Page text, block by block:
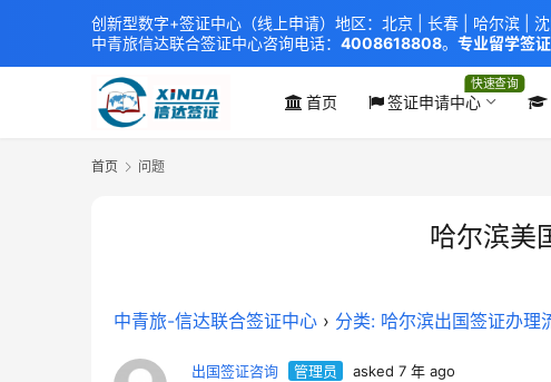
首页 签证申请中心
快速查询
首页 问题
哈尔滨美
中青旅-信达联合签证中心 › 分类: 哈尔滨出国签证办理
出国签证咨询 管理员 asked 7 年 ago
创新型数字+签证中心（线上申请）地区：北京 | 长春 哈尔滨
中青旅信达联合签证中心咨询电话： 4008618808。 专业留学签
xindavisa01 免责声明：本站非政府网站，不隶属于大使馆！提
外交部认证 单（双认证），海牙认证。